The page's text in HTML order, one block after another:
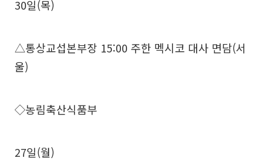
30일(목)
△통상교섭본부장 15:00 주한 멕시코 대사 면담(서
울)
◇농림축산식품부
27일(월)